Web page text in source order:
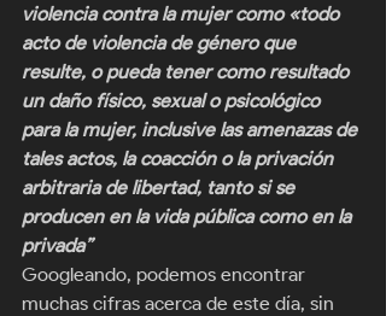
violencia contra la mujer como «todo
acto de violencia de género que
resulte, o pueda tener como resultado
un daño físico, sexual o psicológico
para la mujer, inclusive las amenazas de
tales actos, la coacción o la privación
arbitraria de libertad, tanto si se
producen en la vida pública como en la
privada”
Googleando, podemos encontrar
muchas cifras acerca de este día, sin